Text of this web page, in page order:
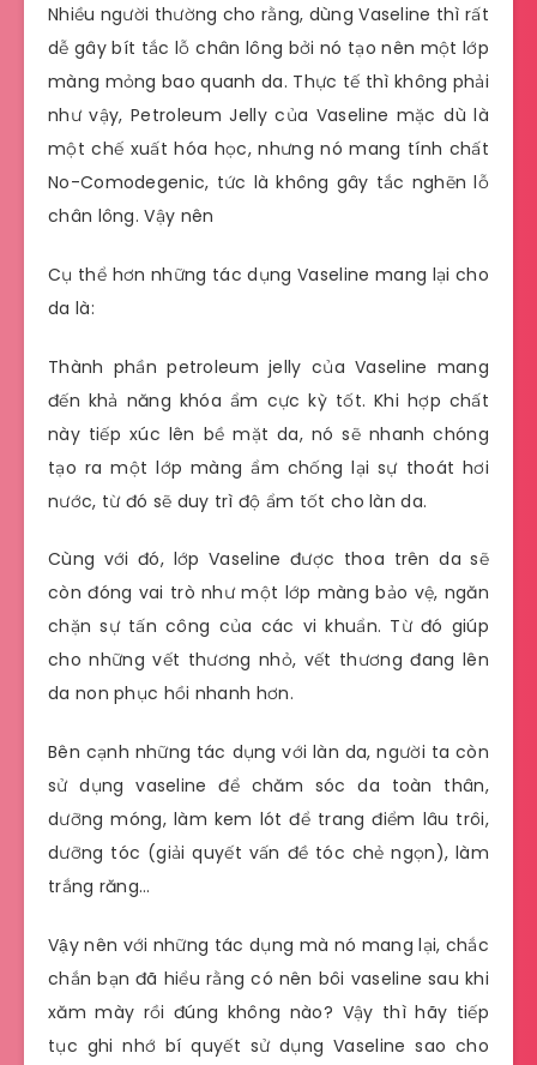
Nhiều người thường cho rằng, dùng Vaseline thì rất
dễ gây bít tắc lỗ chân lông bởi nó tạo nên một lớp
màng mỏng bao quanh da. Thực tế thì không phải
như vậy, Petroleum Jelly của Vaseline mặc dù là
một chế xuất hóa học, nhưng nó mang tính chất
No-Comodegenic, tức là không gây tắc nghẽn lỗ
chân lông. Vậy nên
Cụ thể hơn những tác dụng Vaseline mang lại cho
da là:
Thành phần petroleum jelly của Vaseline mang
đến khả năng khóa ẩm cực kỳ tốt. Khi hợp chất
này tiếp xúc lên bề mặt da, nó sẽ nhanh chóng
tạo ra một lớp màng ẩm chống lại sự thoát hơi
nước, từ đó sẽ duy trì độ ẩm tốt cho làn da.
Cùng với đó, lớp Vaseline được thoa trên da sẽ
còn đóng vai trò như một lớp màng bảo vệ, ngăn
chặn sự tấn công của các vi khuẩn. Từ đó giúp
cho những vết thương nhỏ, vết thương đang lên
da non phục hồi nhanh hơn.
Bên cạnh những tác dụng với làn da, người ta còn
sử dụng vaseline để chăm sóc da toàn thân,
dưỡng móng, làm kem lót để trang điểm lâu trôi,
dưỡng tóc (giải quyết vấn đề tóc chẻ ngọn), làm
trắng răng…
Vậy nên với những tác dụng mà nó mang lại, chắc
chắn bạn đã hiểu rằng có nên bôi vaseline sau khi
xăm mày rồi đúng không nào? Vậy thì hãy tiếp
tục ghi nhớ bí quyết sử dụng Vaseline sao cho